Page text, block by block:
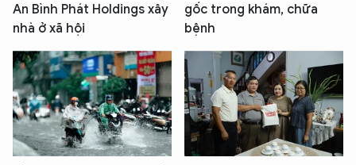
An Bình Phát Holdings xây
nhà ở xã hội
gốc trong khám, chữa
bệnh